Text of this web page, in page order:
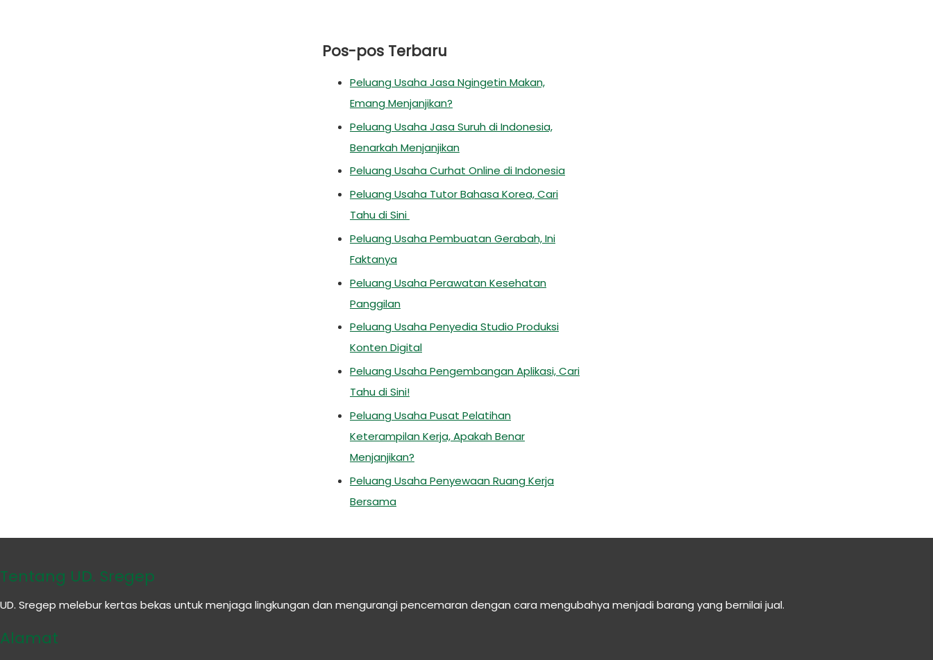
Pos-pos Terbaru
Peluang Usaha Jasa Ngingetin Makan,
Emang Menjanjikan?
Peluang Usaha Jasa Suruh di Indonesia,
Benarkah Menjanjikan
Peluang Usaha Curhat Online di Indonesia
Peluang Usaha Tutor Bahasa Korea, Cari
Tahu di Sini
Peluang Usaha Pembuatan Gerabah, Ini
Faktanya
Peluang Usaha Perawatan Kesehatan
Panggilan
Peluang Usaha Penyedia Studio Produksi
Konten Digital
Peluang Usaha Pengembangan Aplikasi, Cari
Tahu di Sini!
Peluang Usaha Pusat Pelatihan
Keterampilan Kerja, Apakah Benar
Menjanjikan?
Peluang Usaha Penyewaan Ruang Kerja
Bersama
Tentang UD. Sregep
UD. Sregep melebur kertas bekas untuk menjaga lingkungan dan mengurangi pencemaran dengan cara mengubahya menjadi barang yang bernilai jual.
Alamat